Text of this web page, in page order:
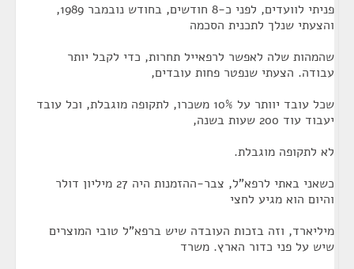
פניתי לוועדים, לפני כ-8 חודשים, בחודש נובמבר 1989,
והצעתי שנלך לתכנית הסכמה
שהמהות שלה לאפשר לרפאייל תחרות, כדי לקבל יותר
עבודה. הצעתי שנפטר פחות עובדים,
שכל עובד יוותר על 10% משכרו, לתקופה מוגבלת, וכל עובד
יעבוד עוד 200 שעות בשנה,
לא לתקופה מוגבלת.
כשאני באתי לרפא"ל, צבר-ההזמנות היה 27 מיליון דולר
והיום הוא מגיע לחצי
מיליארד, וזה בזכות העובדה שיש ברפא"ל טובי המוצרים
שיש על פני כדור הארץ. משרד